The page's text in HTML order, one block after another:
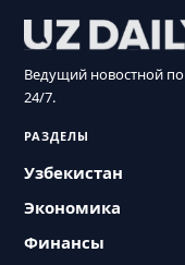
Ведущий новостной
24/7.
РАЗДЕЛЫ
Узбекистан
Экономика
Финансы